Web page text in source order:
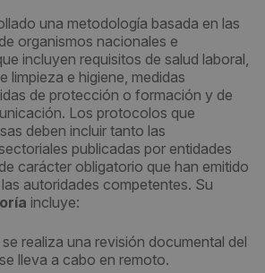
una metodología basada en las
organismos nacionales e
incluyen requisitos de salud laboral,
limpieza e higiene, medidas
de protección o formación y de
Los protocolos que
deben incluir tanto las
publicadas por entidades
carácter obligatorio que han emitido
autoridades competentes. Su
incluye:
se realiza una revisión documental del
lleva a cabo en remoto.